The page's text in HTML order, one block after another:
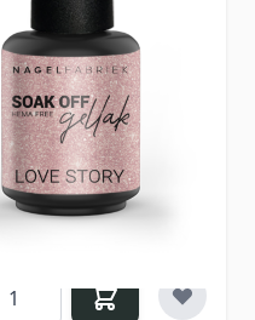
het een lieve
en de glitter geeft